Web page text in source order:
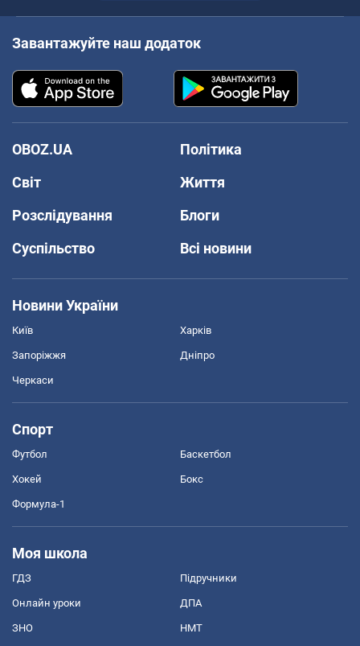
Завантажуйте наш додаток
OBOZ.UA
Політика
Світ
Життя
Розслідування
Блоги
Суспільство
Всі новини
Новини України
Київ Харків
Запоріжжя Дніпро
Черкаси
Спорт
Футбол Баскетбол
Хокей Бокс
Формула-1
Моя школа
ГДЗ Підручники
Онлайн уроки ДПА
ЗНО НМТ